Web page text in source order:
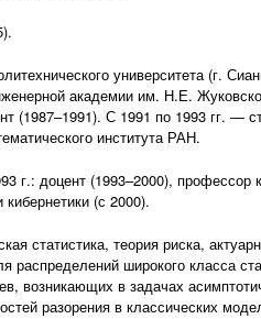
университета (г.
академии им. Н.Е.
(1987–1991). С 1991 по 1993 гг. —
института РАН.
г.: доцент (1993–2000), профессор
(с 2000).
статистика, теория риска,
распределений широкого класса
возникающих в задачах
разорения в классических